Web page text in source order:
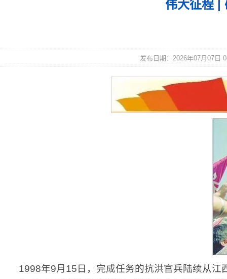
伟大征程 |
发布日期：2026年07月07日
1998年9月15日，完成任务的抗洪官兵陆续从